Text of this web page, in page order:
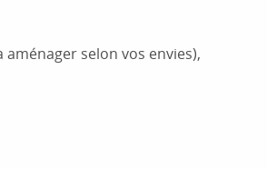
selon vos envies),